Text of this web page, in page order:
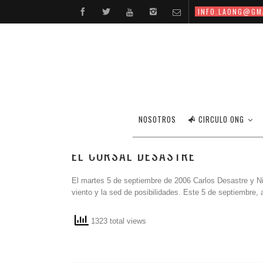
NOSOTROS CIRCULO ONG
EL CORSAL DESASTRE
El martes 5 de septiembre de 2006 Carlos Desastre y
viento y la sed de posibilidades. Este 5 de
1323 total views